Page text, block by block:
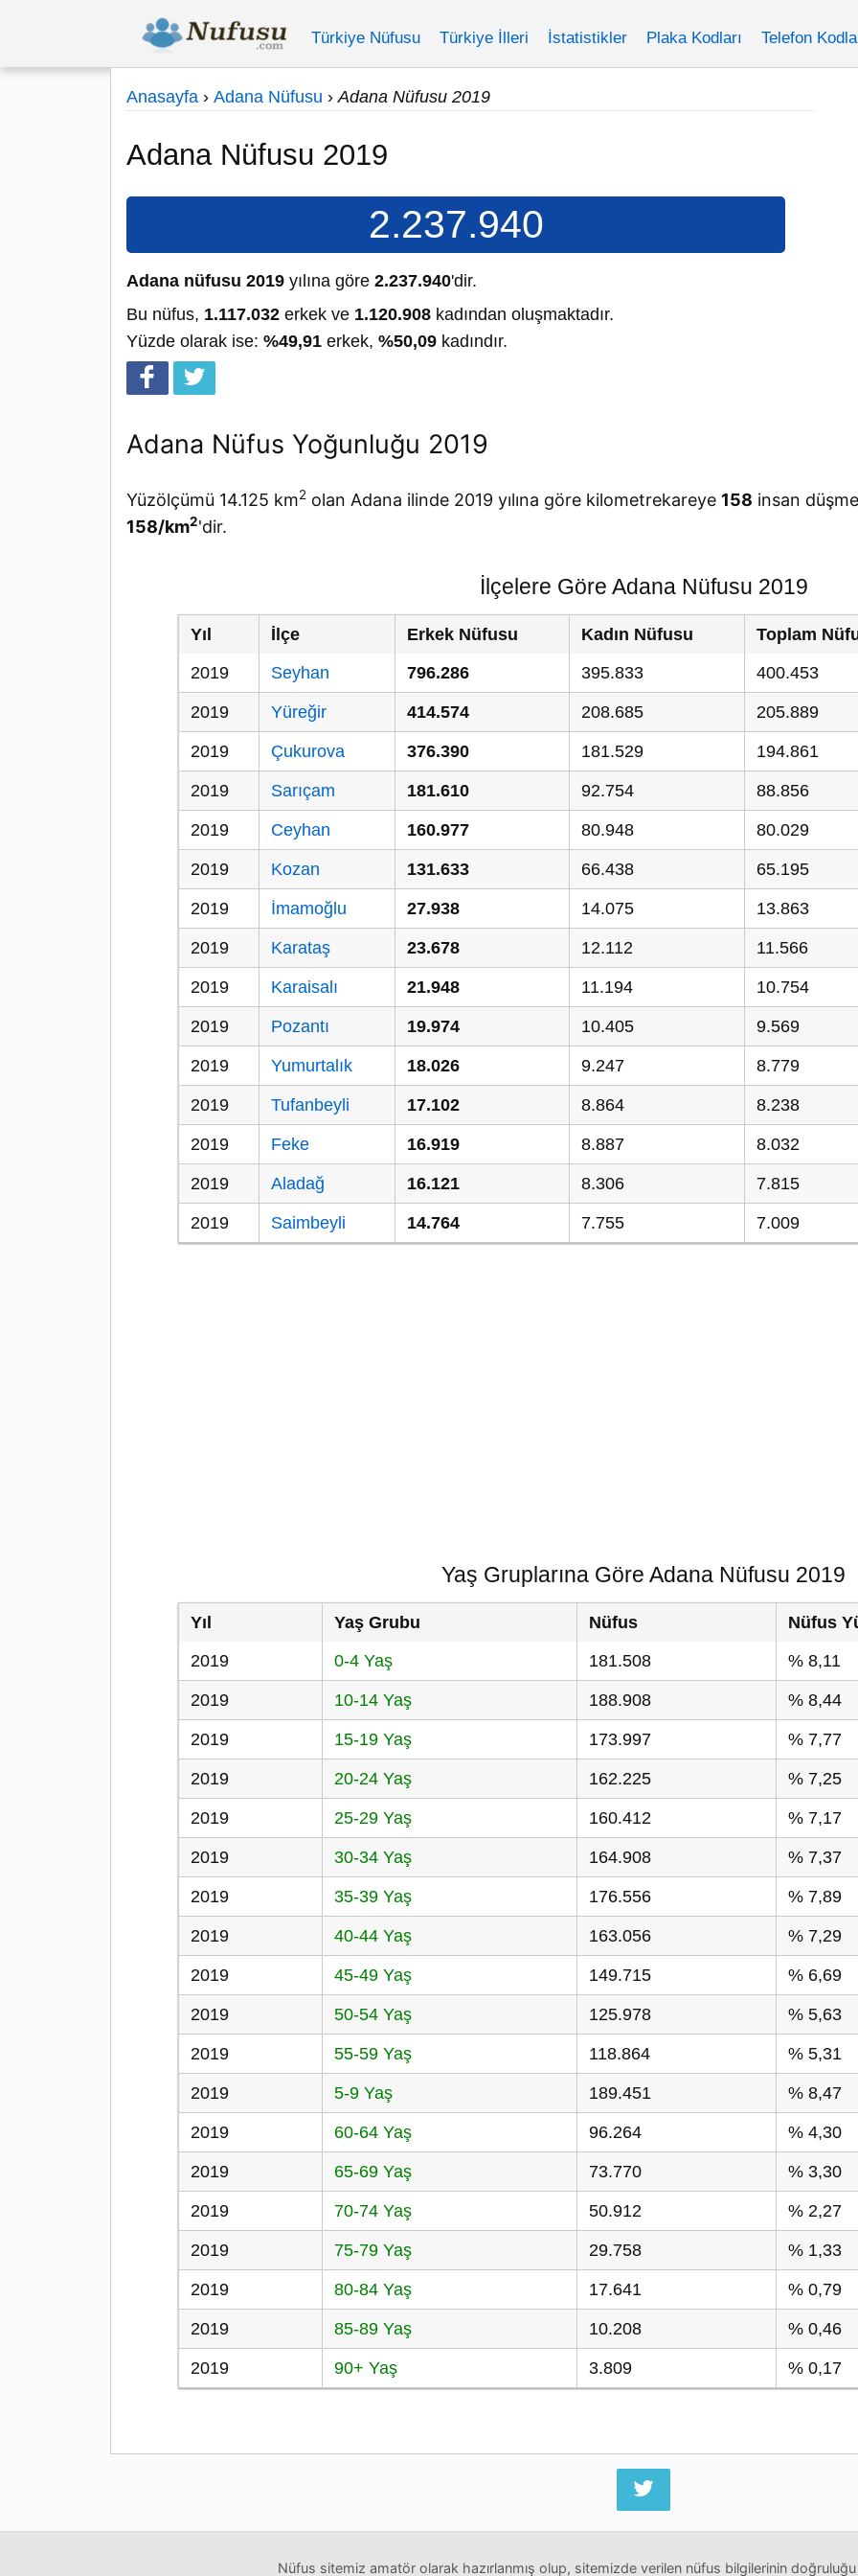
Türkiye Nüfusu Türkiye İlleri İstatistikler Plaka Kodları Telefon
Anasayfa › Adana Nüfusu › Adana Nüfusu 2019
Adana Nüfusu 2019
2.237.940
Adana nüfusu 2019 yılına göre 2.237.940'dir.
Bu nüfus, 1.117.032 erkek ve 1.120.908 kadından oluşmaktadır.
Yüzde olarak ise: %49,91 erkek, %50,09 kadındır.
Adana Nüfus Yoğunluğu 2019
Yüzölçümü 14.125 km2 olan Adana ilinde 2019 yılına göre kilometrekareye 158 insan
158/km2'dir.
İlçelere Göre Adana Nüfusu 2019
Yıl İlçe Erkek Nüfusu Kadın Nüfusu Toplam
2019
Seyhan 796.286 395.833 400.453
2019 Yüreğir 414.574 208.685 205.889
2019 Çukurova 376.390 181.529 194.861
2019 Sarıçam 181.610 92.754 88.856
2019 Ceyhan 160.977 80.948 80.029
2019 Kozan 131.633 66.438 65.195
2019 İmamoğlu 27.938 14.075 13.863
2019 Karataş 23.678 12.112 11.566
2019 Karaisalı 21.948 11.194 10.754
2019 Pozantı 19.974 10.405 9.569
2019 Yumurtalık 18.026 9.247 8.779
2019 Tufanbeyli 17.102 8.864 8.238
2019 Feke 16.919 8.887 8.032
2019 Aladağ 16.121 8.306 7.815
2019 Saimbeyli 14.764 7.755 7.009
Yaş Gruplarına Göre Adana Nüfusu 2019
Yıl Yaş Grubu Nüfus
Nüfus
2019
0-4 Yaş 181.508 % 8,11
2019 10-14 Yaş 188.908 % 8,44
2019 15-19 Yaş 173.997 % 7,77
2019 20-24 Yaş 162.225 % 7,25
2019 25-29 Yaş 160.412 % 7,17
2019 30-34 Yaş 164.908 % 7,37
2019 35-39 Yaş 176.556 % 7,89
2019 40-44 Yaş 163.056 % 7,29
2019 45-49 Yaş 149.715 % 6,69
2019 50-54 Yaş 125.978 % 5,63
2019 55-59 Yaş 118.864 % 5,31
2019 5-9 Yaş 189.451 % 8,47
2019 60-64 Yaş 96.264 % 4,30
2019 65-69 Yaş 73.770 % 3,30
2019 70-74 Yaş 50.912 % 2,27
2019 75-79 Yaş 29.758 % 1,33
2019 80-84 Yaş 17.641 % 0,79
2019 85-89 Yaş 10.208 % 0,46
2019 90+ Yaş 3.809 % 0,17
Nüfus sitemiz amatör olarak hazırlanmış olup, sitemizde verilen nüfus bilgilerinin